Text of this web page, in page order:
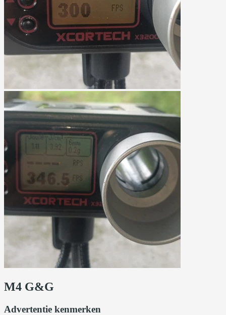
M4 G&G
Advertentie kenmerken